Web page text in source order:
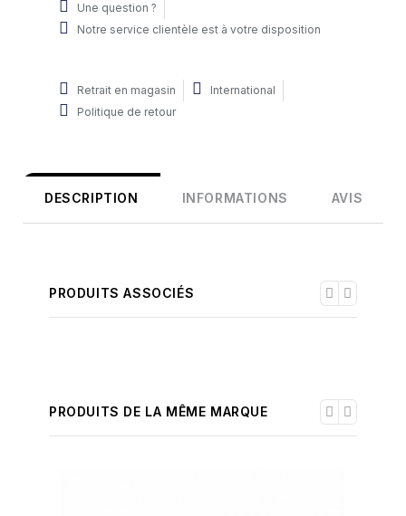
Une question ?
Notre service clientèle est à votre disposition
Retrait en magasin
International
Politique de retour
DESCRIPTION INFORMATIONS AVIS
PRODUITS ASSOCIÉS
PRODUITS DE LA MÊME MARQUE